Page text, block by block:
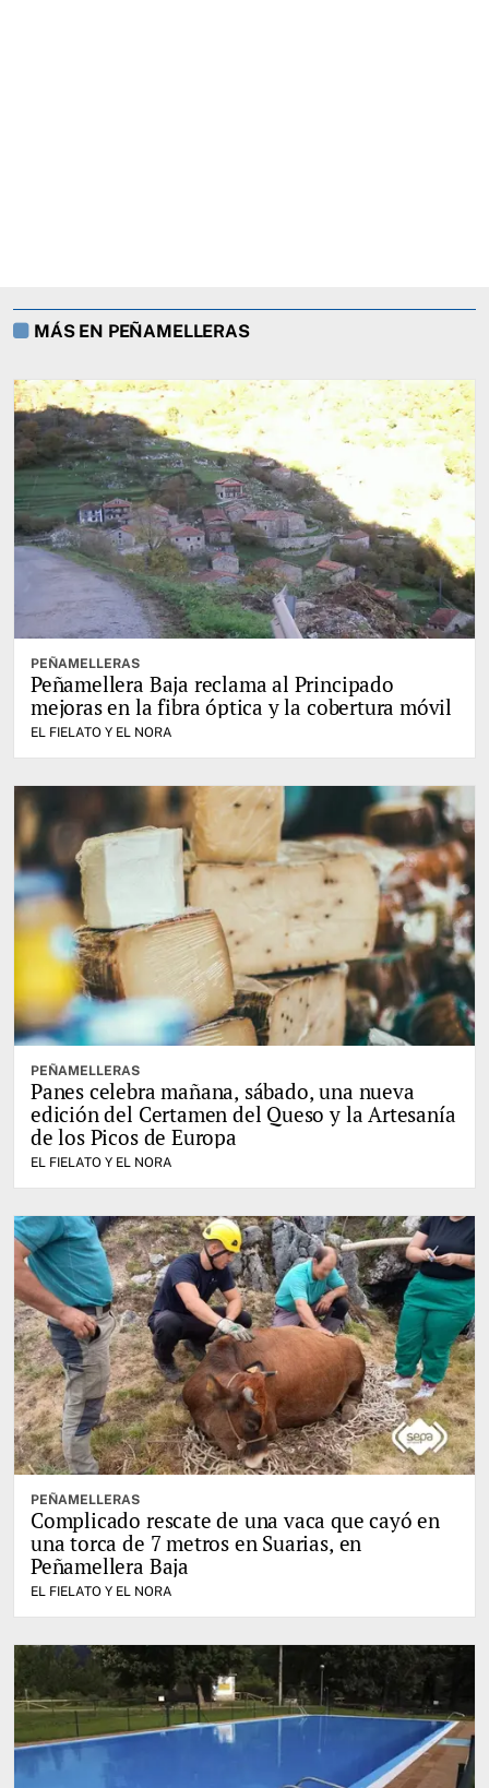
MÁS EN PEÑAMELLERAS
PEÑAMELLERAS
Peñamellera Baja reclama al Principado
mejoras en la fibra óptica y la cobertura móvil
EL FIELATO Y EL NORA
PEÑAMELLERAS
Panes celebra mañana, sábado, una nueva
edición del Certamen del Queso y la Artesanía
de los Picos de Europa
EL FIELATO Y EL NORA
PEÑAMELLERAS
Complicado rescate de una vaca que cayó en
una torca de 7 metros en Suarias, en
Peñamellera Baja
EL FIELATO Y EL NORA